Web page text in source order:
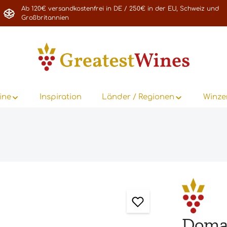
Ab 120€ versandkostenfrei in DE / 250€ in der EU, Schweiz und
Großbritannien
Inspiration Länder / Regionen